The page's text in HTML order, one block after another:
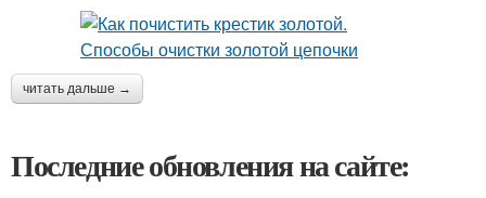
читать дальше →
Последние обновления на сайте: